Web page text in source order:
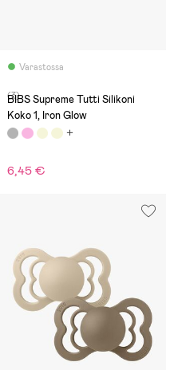
Varastossa
(3)
BIBS Supreme Tutti Silikoni
Koko 1, Iron Glow
6,45 €